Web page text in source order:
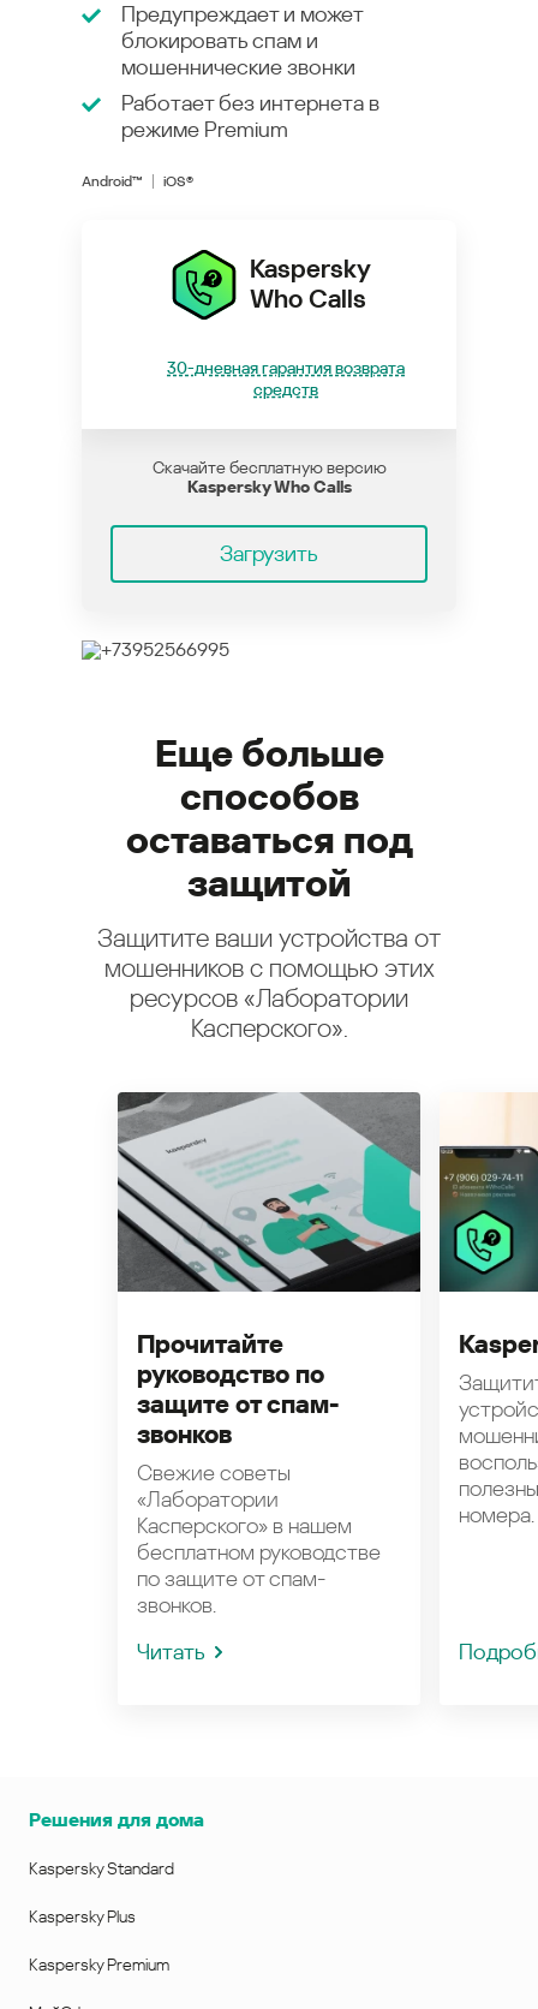
Предупреждает и может
блокировать спам и
мошеннические звонки
Работает без интернета в
режиме Premium
Android™ iOS®
Kaspersky
Who Calls
30-дневная гарантия возврата
средств
Скачайте бесплатную версию
Kaspersky Who Calls
Загрузить
Еще больше
способов
оставаться под
защитой
Защитите ваши устройства от
мошенников с помощью этих
ресурсов «Лаборатории
Касперского».
Прочитайте
руководство по
защите от спам-
звонков
Свежие советы
«Лаборатории
Касперского» в нашем
бесплатном руководстве
по защите от спам-
звонков.
Читать
номера.
Решения для дома
Kaspersky Standard
Kaspersky Plus
Kaspersky Premium